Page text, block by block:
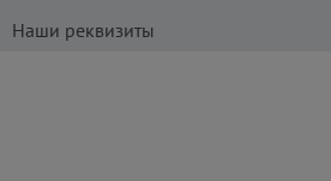
Наши реквизиты